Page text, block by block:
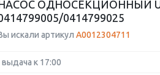
ОДНОСЕКЦИОННЫЙ
0414799025
искали артикул A0012304711
к 17:00